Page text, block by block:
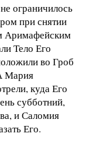
ограничилось
при снятии
Аримафейским
Тело Его
во Гроб
Мария
куда Его
субботний,
и Саломия
Его.